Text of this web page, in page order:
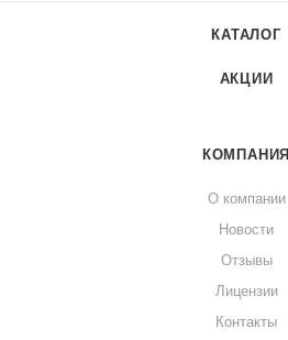
КАТАЛОГ
АКЦИИ
КОМПАНИЯ
О компании
Новости
Отзывы
Лицензии
Контакты